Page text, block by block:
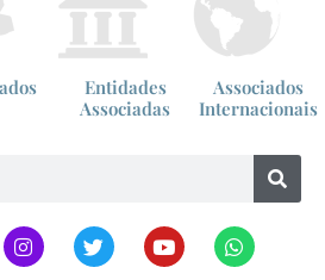
Entidades
Associadas
Associados
Internacionais